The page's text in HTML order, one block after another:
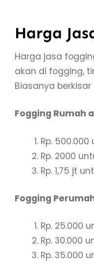
Harga
Harga jasa
akan di fogging,
Biasanya
Fogging Rumah
Rp.
Rp. 2000
Rp. 1,75 jt
Fogging
Rp. 25.000
Rp. 30.000
Rp. 35.000